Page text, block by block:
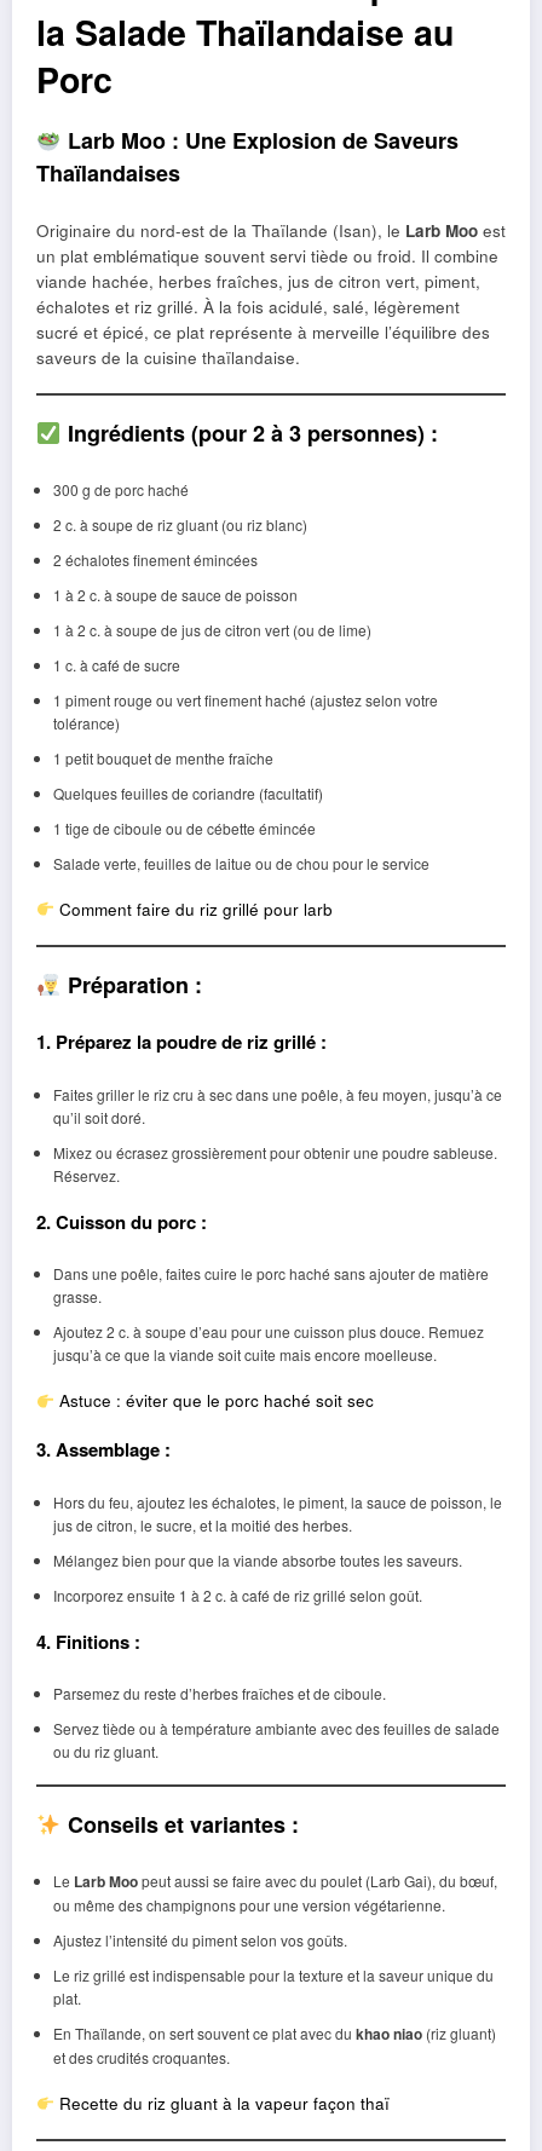
la Salade Thaïlandaise au
Porc
Larb Moo : Une Explosion de Saveurs
Thaïlandaises
Originaire du nord-est de la Thaïlande (Isan), le Larb Moo est
un plat emblématique souvent servi tiède ou froid. Il combine
viande hachée, herbes fraîches, jus de citron vert, piment,
échalotes et riz grillé. À la fois acidulé, salé, légèrement
sucré et épicé, ce plat représente à merveille l’équilibre des
saveurs de la cuisine thaïlandaise.
Ingrédients (pour 2 à 3 personnes) :
300 g de porc haché
2 c. à soupe de riz gluant (ou riz blanc)
2 échalotes finement émincées
1 à 2 c. à soupe de sauce de poisson
1 à 2 c. à soupe de jus de citron vert (ou de lime)
1 c. à café de sucre
1 piment rouge ou vert finement haché (ajustez selon votre
tolérance)
1 petit bouquet de menthe fraîche
Quelques feuilles de coriandre (facultatif)
1 tige de ciboule ou de cébette émincée
Salade verte, feuilles de laitue ou de chou pour le service
Comment faire du riz grillé pour larb
Préparation :
1. Préparez la poudre de riz grillé :
Faites griller le riz cru à sec dans une poêle, à feu moyen, jusqu’à ce
qu’il soit doré.
Mixez ou écrasez grossièrement pour obtenir une poudre sableuse.
Réservez.
2. Cuisson du porc :
Dans une poêle, faites cuire le porc haché sans ajouter de matière
grasse.
Ajoutez 2 c. à soupe d’eau pour une cuisson plus douce. Remuez
jusqu’à ce que la viande soit cuite mais encore moelleuse.
Astuce : éviter que le porc haché soit sec
3. Assemblage :
Hors du feu, ajoutez les échalotes, le piment, la sauce de poisson, le
jus de citron, le sucre, et la moitié des herbes.
Mélangez bien pour que la viande absorbe toutes les saveurs.
Incorporez ensuite 1 à 2 c. à café de riz grillé selon goût.
4. Finitions :
Parsemez du reste d’herbes fraîches et de ciboule.
Servez tiède ou à température ambiante avec des feuilles de salade
ou du riz gluant.
Conseils et variantes :
Le Larb Moopeut aussi se faire avec du poulet (Larb Gai), du bœuf,
ou même des champignons pour une version végétarienne.
Ajustez l’intensité du piment selon vos goûts.
Le riz grillé est indispensable pour la texture et la saveur unique du
plat.
En Thaïlande, on sert souvent ce plat avec du khao niao(riz gluant)
et des crudités croquantes.
Recette du riz gluant à la vapeur façon thaï